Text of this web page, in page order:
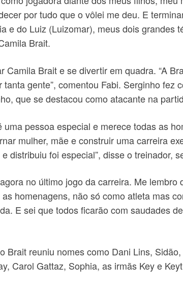
por tudo que o vôlei me deu. E
do Luiz (Luizomar), meus dois grandes
Brait.
Brait e se divertir em quadra. “A
gente”, comentou Fabi. Serginho fez
que se destacou como atacante na
pessoa especial e merece todas as
mulher, mãe e construir uma carreira
foi especial”, disse o treinador,
no último jogo da carreira. Me lembro
homenagens, não só como atleta mas
E sei que todos ficarão com saudades
reuniu nomes como Dani Lins,
Carol Gattaz, Sophia, as irmãs Key e